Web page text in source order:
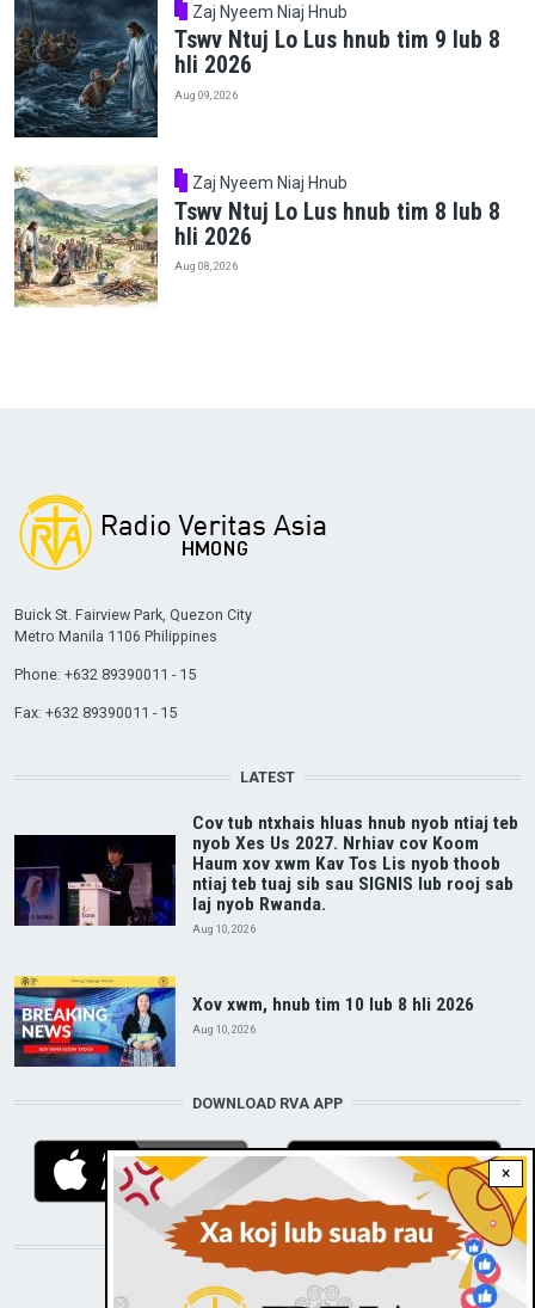
Zaj Nyeem Niaj Hnub
Tswv Ntuj Lo Lus hnub tim 9 lub 8
hli 2026
Aug 09, 2026
Zaj Nyeem Niaj Hnub
Tswv Ntuj Lo Lus hnub tim 8 lub 8
hli 2026
Aug 08, 2026
×
Buick St. Fairview Park, Quezon City
Metro Manila 1106 Philippines
Phone: +632 89390011 - 15
Fax: +632 89390011 - 15
LATEST
Cov tub ntxhais hluas hnub nyob ntiaj teb
nyob Xes Us 2027. Nrhiav cov Koom
Haum xov xwm Kav Tos Lis nyob thoob
ntiaj teb tuaj sib sau SIGNIS lub rooj sab
laj nyob Rwanda.
Aug 10, 2026
Xov xwm, hnub tim 10 lub 8 hli 2026
Aug 10, 2026
DOWNLOAD RVA APP
STAY CONNECTED WITH US!